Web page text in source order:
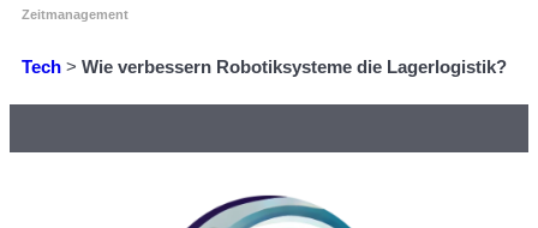
Zeitmanagement
Tech > Wie verbessern Robotiksysteme die Lagerlogistik?